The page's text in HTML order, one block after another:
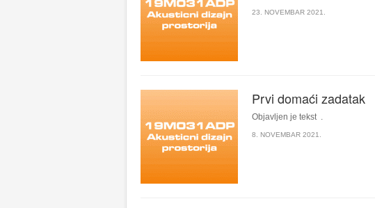
23. NOVEMBAR 2021.
Prvi domaći zadatak
Objavljen je tekst .
8. NOVEMBAR 2021.